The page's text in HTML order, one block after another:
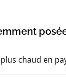
chaud en